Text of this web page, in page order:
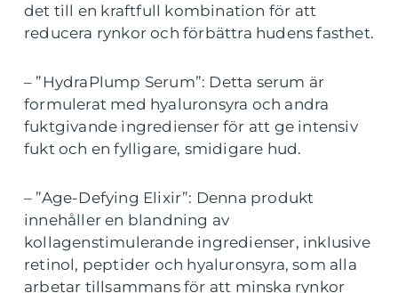
det till en kraftfull kombination för att
reducera rynkor och förbättra hudens fasthet.
– ”HydraPlump Serum”: Detta serum är
formulerat med hyaluronsyra och andra
fuktgivande ingredienser för att ge intensiv
fukt och en fylligare, smidigare hud.
– ”Age-Defying Elixir”: Denna produkt
innehåller en blandning av
kollagenstimulerande ingredienser, inklusive
retinol, peptider och hyaluronsyra, som alla
arbetar tillsammans för att minska rynkor